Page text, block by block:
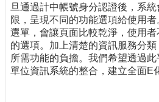
旦通過計中帳號身分認證後，系
限，呈現不同的功能選項給使用
選單，會讓頁面比較乾淨，使用
的選項。加上清楚的資訊服務分
所需功能的負擔。我們希望透過
單位資訊系統的整合，建立全面E